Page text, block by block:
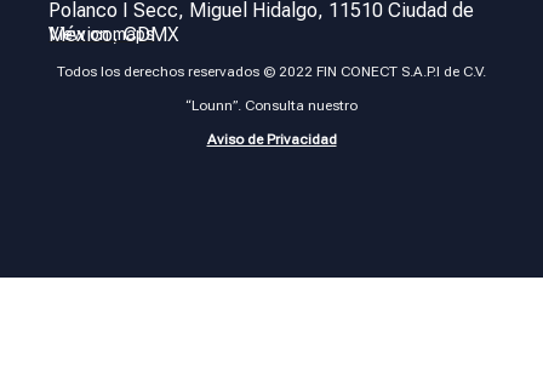
Polanco I Secc, Miguel Hidalgo, 11510 Ciudad de
México, CDMX
View on maps
Todos los derechos reservados © 2022 FIN CONECT S.A.P.I de C.V.
“Lounn”. Consulta nuestro
Aviso de Privacidad